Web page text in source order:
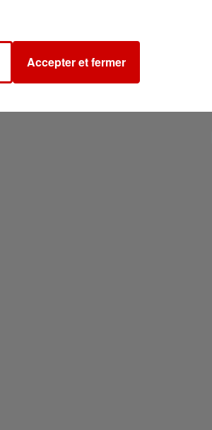
Accepter et fermer